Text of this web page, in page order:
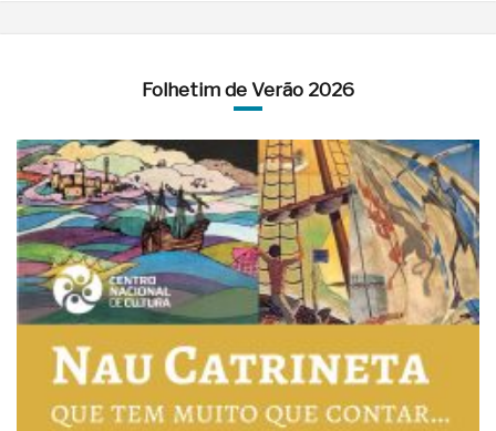
Folhetim de Verão 2026